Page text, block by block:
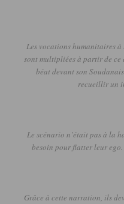
Les vocations humanitaires à
sont multipliées à partir de ce
béat devant son
recueillir un
Le scénario n’était pas à la
besoin pour flatter leur ego.
Grâce à cette narration, ils